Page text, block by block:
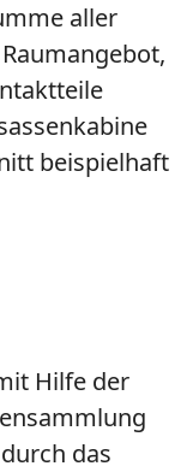
aller
beispielhaft
Hilfe der
das